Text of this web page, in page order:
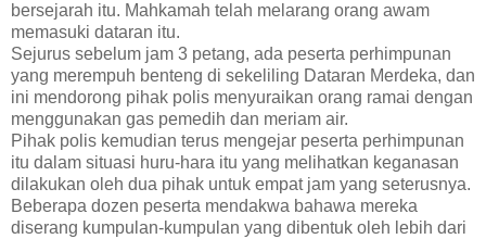
bersejarah itu. Mahkamah telah melarang orang awam
memasuki dataran itu.
Sejurus sebelum jam 3 petang, ada peserta perhimpunan
yang merempuh benteng di sekeliling Dataran Merdeka, dan
ini mendorong pihak polis menyuraikan orang ramai dengan
menggunakan gas pemedih dan meriam air.
Pihak polis kemudian terus mengejar peserta perhimpunan
itu dalam situasi huru-hara itu yang melihatkan keganasan
dilakukan oleh dua pihak untuk empat jam yang seterusnya.
Beberapa dozen peserta mendakwa bahawa mereka
diserang kumpulan-kumpulan yang dibentuk oleh lebih dari